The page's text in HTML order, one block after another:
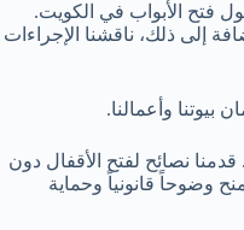
فتح الأبواب في الكويت.
إلى ذلك، ناقشنا الإجراءات
وأعمالنا.
قدمنا نصائح لفتح الأقفال دون
وضوحاً قانونياً وحماية